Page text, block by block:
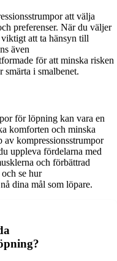
att välja
preferenser. När du väljer
att ta hänsyn till
även
för att minska risken
smärta i smalbenet.
för löpning kan vara en
komforten och minska
av kompressionsstrumpor
uppleva fördelarna med
och förbättrad
se hur
dina mål som löpare.